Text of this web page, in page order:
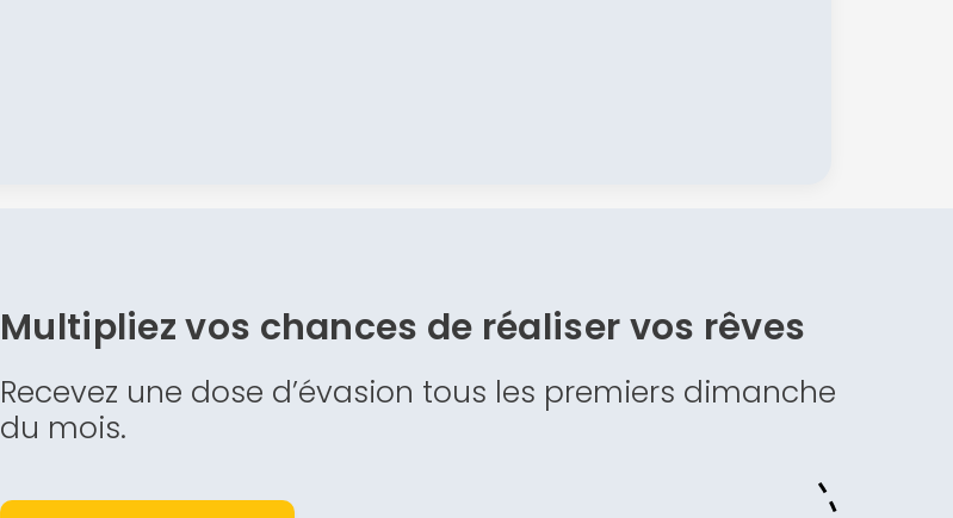
Multipliez vos chances de réaliser vos rêves
Recevez une dose d’évasion tous les premiers dimanche
du mois.